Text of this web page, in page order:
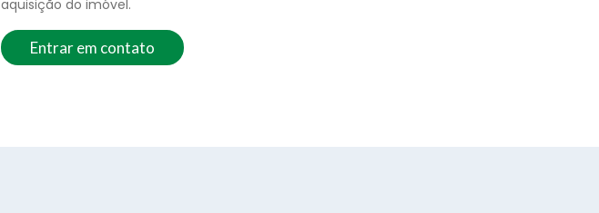
aquisição do imóvel.
Entrar em contato